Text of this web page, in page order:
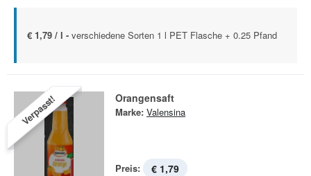
€ 1,79 / l - verschiedene Sorten 1 l PET Flasche + 0.25 Pfand
Verpasst! Orangensaft
Marke: Valensina
Preis: € 1,79